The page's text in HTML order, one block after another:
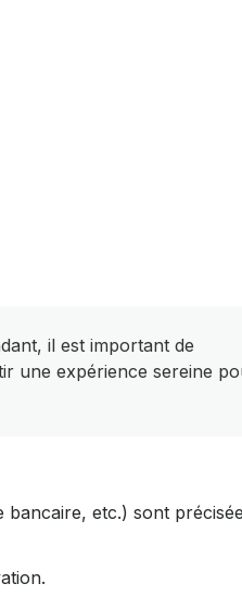
il est important de
une expérience sereine
bancaire, etc.) sont